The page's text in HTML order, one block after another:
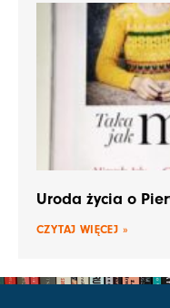
Uroda życia o
CZYTAJ WIĘCEJ »